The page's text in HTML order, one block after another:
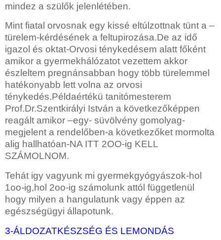
mindez a szülők jelenlétében.
Mint fiatal orvosnak egy kissé eltúlzottnak tünt a –
türelem-kérdésének a feltupirozása.De az idő
igazol és oktat-Orvosi ténykedésem alatt főként
amikor a gyermekhálózatot vezettem akkor
észleltem pregnánsabban hogy több türelemmel
hatékonyabb lett volna az orvosi
ténykedés.Példaértékü tanitómesterem
Prof.Dr.Szentkirályi István a következőképpen
reagált amikor –egy- süvölvény gomolyag-
megjelent a rendelőben-a következőket mormolta
alig hallhatóan-NA ITT 2OO-ig KELL
SZÁMOLNOM.
Tehát igy vagyunk mi gyermekgyógyászok-hol
1oo-ig,hol 2oo-ig számolunk attól függetlenül
hogy milyen a hangulatunk vagy éppen az
egészségügyi állapotunk.
3-ÁLDOZATKÉSZSÉG ÉS LEMONDÁS